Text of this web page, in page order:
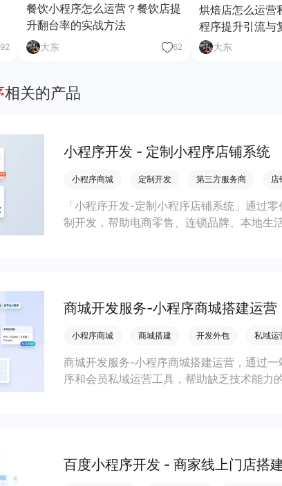
92
餐饮小程序怎么运营？餐饮店提
升翻台率的实战方法
大东 62
烘焙店怎么运营
程序提升引流与
大东
相关的产品
小程序开发 - 定制小程序店铺系统
小程序商城 定制开发 第三方服务商 店
「小程序开发-定制小程序店铺系统」通过
制开发，帮助电商零售、连锁品牌、本地生
商城开发服务-小程序商城搭建运营
小程序商城 商城搭建 开发外包 私域运
商城开发服务-小程序商城搭建运营，通过
序和会员私域运营工具，帮助缺乏技术能力
百度小程序开发 - 商家线上门店搭